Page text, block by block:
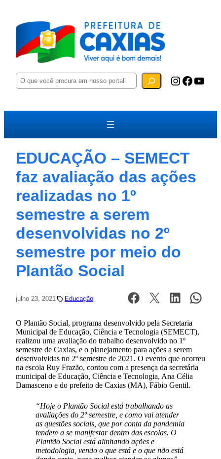
P
e
u
a
Instagram Facebook YouTube
EDUCAÇÃO – SEMECT
faz avaliação das ações
realizadas no 1º
semestre a serem
desenvolvidas no 2º
semestre por meio do
Plantão Social
julho 23, 2021 Educação
O Plantão Social, programa desenvolvido pela Secretaria
Municipal de Educação, Ciência e Tecnologia (SEMECT),
realizou uma avaliação do trabalho desenvolvido no 1º
semestre de Caxias, e o planejamento para ações a serem
desenvolvidas no 2º semestre de 2021. O evento que ocorreu
na escola Ruy Frazão, contou com a presença da secretária
municipal de Educação, Ciência e Tecnologia, Ana Célia
Damasceno e do prefeito de Caxias (MA), Fábio Gentil.
“Hoje o Plantão Social está trabalhando as
avaliações do 2º semestre, e como vai atender
as questões sociais, que por conta da pandemia
tendem a se manifestar dentro das escolas. O
Plantão Social está alinhando ações e
metodologia, vendo o que está e o que não está